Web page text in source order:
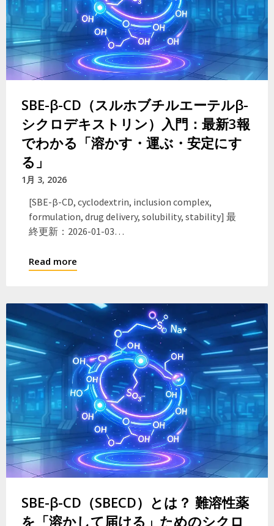
SBE-β-CD（スルホブチルエーテルβ-
シクロデキストリン）入門：最新3報
でわかる「溶かす・運ぶ・安定にす
る」
1月 3, 2026
[SBE-β-CD, cyclodextrin, inclusion complex,
formulation, drug delivery, solubility, stability] 最
終更新：2026-01-03…
Read more
SBE-β-CD（SBECD）とは？ 難溶性薬
を「溶かして届ける」ためのシクロ